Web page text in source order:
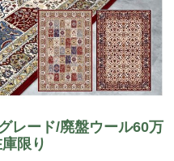
レード/廃盤ウール60万
限り